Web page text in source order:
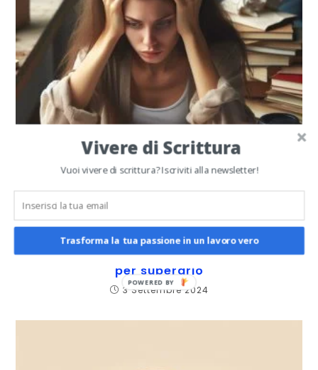
Blocco dello scrittore: strategie pratiche
per superarlo
3 Settembre 2024
Vivere di Scrittura
Vuoi vivere di scrittura? Iscriviti alla newsletter!
Trasforma la tua passione in un lavoro vero
POWERED BY